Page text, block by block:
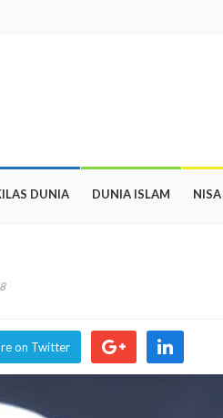
DUNIA DUNIA ISLAM NISA
on Twitter